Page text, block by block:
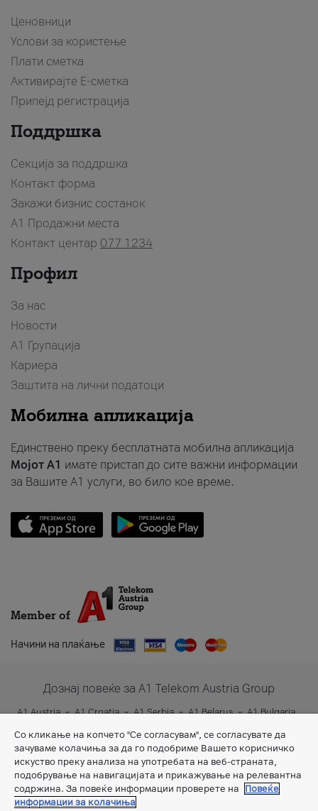
Ценовници
Услови за користење
Плати сметка
Активирајте Е-сметка
Припејд регистрација
Поддршка
Секција за поддршка
Контакт форма
Закажи бизнис состанок
A1 Продажни места
Контакт центар 077 1234
Профил
За нас
Новости
А1 Групација
Кариера
Заштита на лични податоци
Мобилна апликација
Единствено преку бесплатната мобилна апликација
Мојот A1 имате пристап до сите важни информации
за Вашите A1 услуги, во било кое време.
Member of
Начини на плаќање
Дознај повеќе за A1 Telekom Austria Group
A1 Austria A1 Croatia A1 Serbia A1 Belarus
A1 Bulgaria
A1 Slovenia
A1 Digital
Со кликање на копчето "Се согласувам", се согласувате да
зачуваме колачиња за да го подобриме Вашето корисничко
искуство преку анализа на употребата на веб-страната,
подобрување на навигацијата и прикажување на релевантна
содржина. За повеќе информации проверете на
Повеќе
информации за колачиња